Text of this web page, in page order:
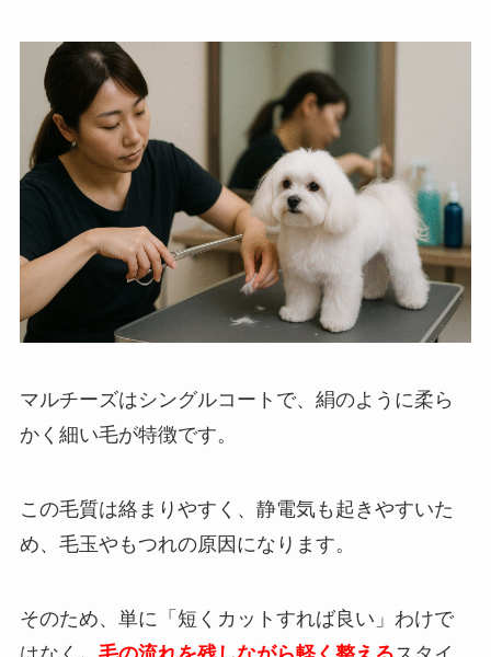
マルチーズはシングルコートで、絹のように柔ら
かく細い毛が特徴です。
この毛質は絡まりやすく、静電気も起きやすいた
め、毛玉やもつれの原因になります。
そのため、単に「短くカットすれば良い」わけで